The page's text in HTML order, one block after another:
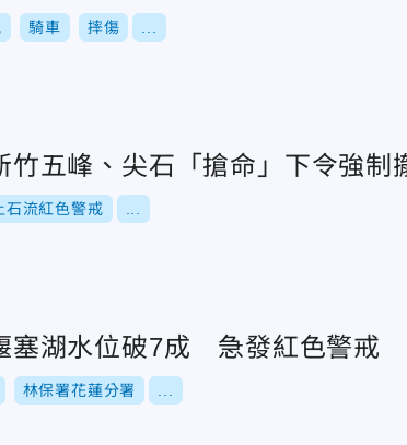
騎車 摔傷
竹五峰、尖石「搶命」下令強制
石流紅色警戒
塞湖水位破7成 急發紅色警戒
林保署花蓮分署